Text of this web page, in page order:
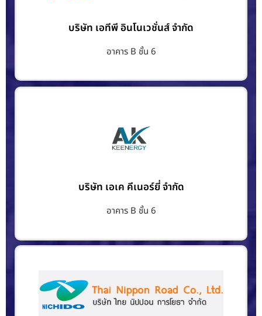
บริษัท เอทีพี อินโนเวชั่นส์ จำกัด
อาคาร B ชั้น 6
บริษัท เอเค คีเนอร์ยี่ จำกัด
อาคาร B ชั้น 6